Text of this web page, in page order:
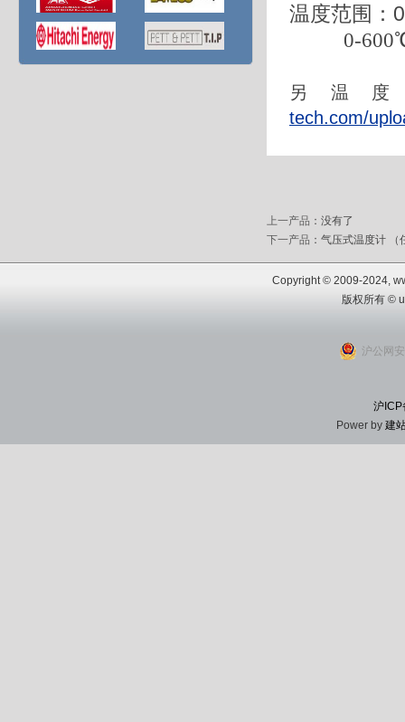
温度范围： 0
0-600
另温
tech.com/
上一产品 ：没有了
下一产品 ： 气压式温度计 （
Copyright © 2009-2024,
版权所有 ©
沪公网
沪
Power by 建